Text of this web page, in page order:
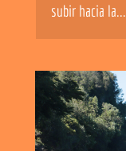
subir hacia la...